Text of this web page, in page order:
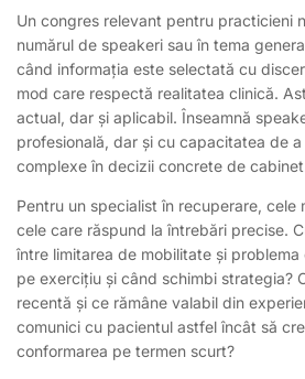
Un congres relevant pentru practicieni
numărul de speakeri sau în tema
când informația este selectată cu
mod care respectă realitatea clinică.
actual, dar și aplicabil. Înseamnă
profesională, dar și cu capacitatea de
complexe în decizii concrete de
Pentru un specialist în recuperare, cele
cele care răspund la întrebări precise.
între limitarea de mobilitate și
pe exercițiu și când schimbi strategia?
recentă și ce rămâne valabil din
comunici cu pacientul astfel încât să
conformarea pe termen scurt?